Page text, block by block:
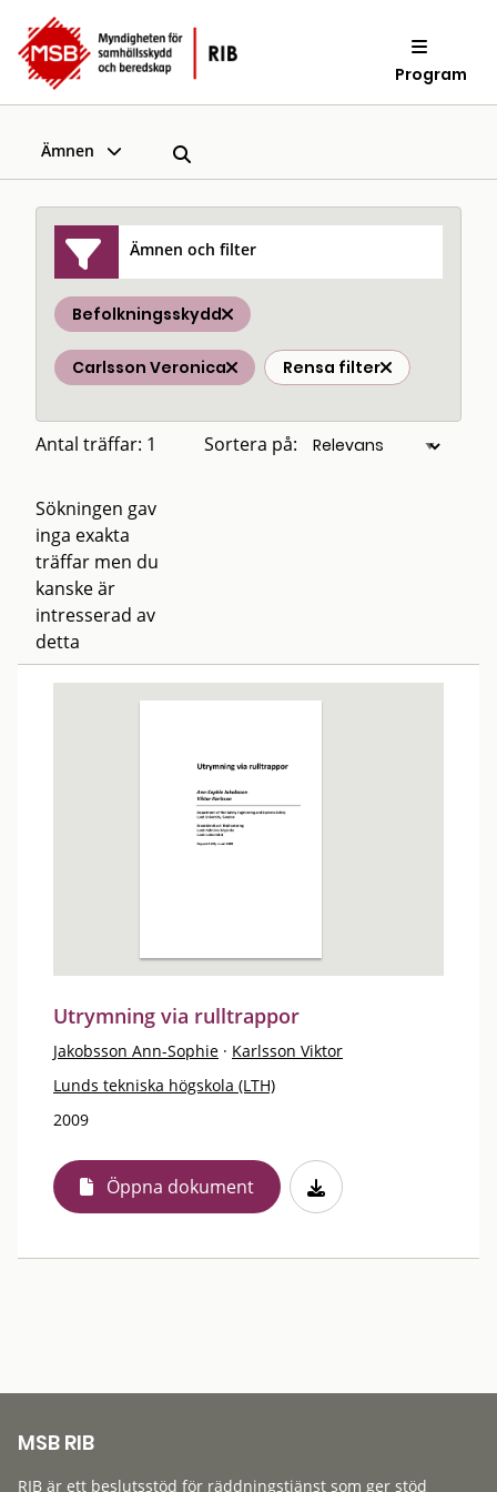
Program
Ämnen
Ämnen och filter
Befolkningsskydd
Carlsson Veronica Rensa filter
Antal träffar: 1 Sortera på:
Sökningen gav
inga exakta
träffar men du
kanske är
intresserad av
detta
Utrymning via rulltrappor
Jakobsson Ann-Sophie · Karlsson Viktor
Lunds tekniska högskola (LTH)
2009
Öppna dokument
MSB RIB
RIB är ett beslutsstöd för räddningstjänst som ger stöd